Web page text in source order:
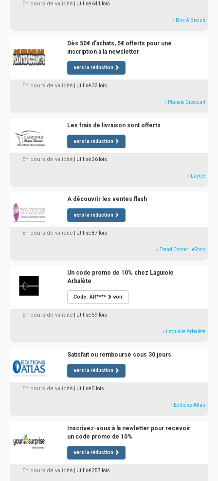
En cours de validité | Utilisé 641 fois
» Bric A Breizh
Dès 50€ d'achats, 5€ offerts pour une
inscription à la newsletter
vers la réduction
En cours de validité | Utilisé 32 fois
» Planete Discount
Les frais de livraison sont offerts
vers la réduction
En cours de validité | Utilisé 26 fois
» Layole
A découvrir les ventes flash
vers la réduction
En cours de validité | Utilisé 87 fois
» Trend Corner LeShop
Un code promo de 10% chez Laguiole
Arbalète
Code : AR**** voir
En cours de validité | Utilisé 59 fois
» Laguiole Arbalète
Satisfait ou remboursé sous 30 jours
vers la réduction
En cours de validité | Utilisé 5 fois
» Editions Atlas
Inscrivez-vous à la newletter pour recevoir
un code promo de 10%
vers la réduction
En cours de validité | Utilisé 257 fois